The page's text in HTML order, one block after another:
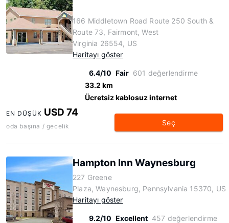
166 Middletown Road Route 250 South &
Route 73, Fairmont, West
Virginia 26554, US
Haritayı göster
6.4/10 Fair 601 değerlendirme
33.2 km
Ücretsiz kablosuz internet
EN DÜŞÜK USD 74
oda başına / gecelik Seç
Hampton Inn Waynesburg
227 Greene
Plaza, Waynesburg, Pennsylvania 15370, US
Haritayı göster
9.2/10 Excellent 457 değerlendirme